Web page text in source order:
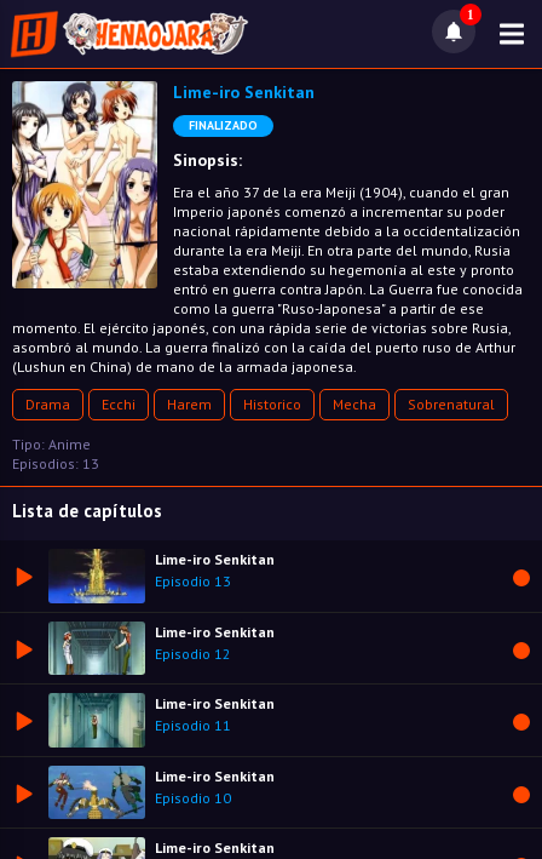
1
Lime-iro Senkitan
FINALIZADO
Sinopsis:
Era el año 37 de la era Meiji (1904), cuando el gran
Imperio japonés comenzó a incrementar su poder
nacional rápidamente debido a la occidentalización
durante la era Meiji. En otra parte del mundo, Rusia
estaba extendiendo su hegemonía al este y pronto
entró en guerra contra Japón. La Guerra fue conocida
como la guerra "Ruso-Japonesa" a partir de ese
momento. El ejército japonés, con una rápida serie de victorias sobre Rusia,
asombró al mundo. La guerra finalizó con la caída del puerto ruso de Arthur
(Lushun en China) de mano de la armada japonesa.
Drama Ecchi Harem Historico Mecha Sobrenatural
Tipo: Anime
Episodios: 13
Lista de capítulos
Lime-iro Senkitan
Episodio 13
Lime-iro Senkitan
Episodio 12
Lime-iro Senkitan
Episodio 11
Lime-iro Senkitan
Episodio 10
Lime-iro Senkitan